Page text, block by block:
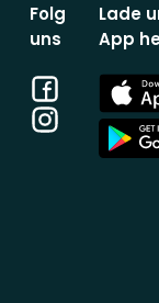
Folg
uns
Facebook
Instagram
Lade
App
App
Store
App
Store